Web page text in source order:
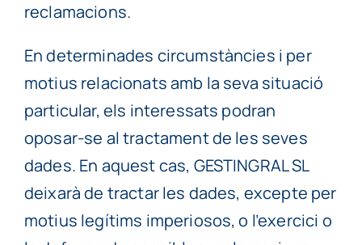
reclamacions.
En determinades circumstàncies i per
motius relacionats amb la seva situació
particular, els interessats podran
oposar-se al tractament de les seves
dades. En aquest cas, GESTINGRAL SL
deixarà de tractar les dades, excepte per
motius legítims imperiosos, o l’exercici o